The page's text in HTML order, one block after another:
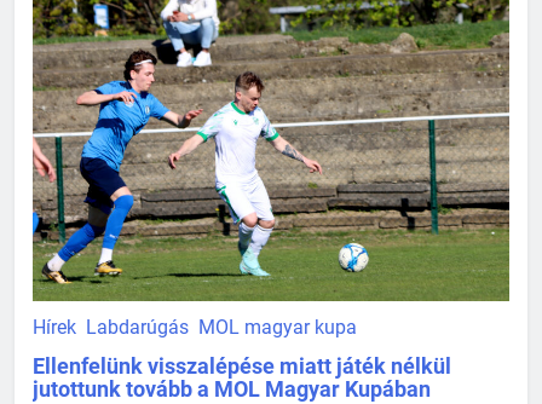
Hírek Labdarúgás MOL magyar kupa
Ellenfelünk visszalépése miatt játék nélkül
jutottunk tovább a MOL Magyar Kupában